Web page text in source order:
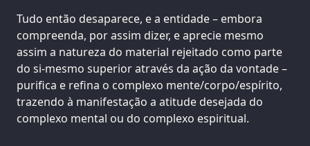
Tudo então desaparece, e a entidade – embora
compreenda, por assim dizer, e aprecie mesmo
assim a natureza do material rejeitado como parte
do si-mesmo superior através da ação da vontade –
purifica e refina o complexo mente/corpo/espírito,
trazendo à manifestação a atitude desejada do
complexo mental ou do complexo espiritual.